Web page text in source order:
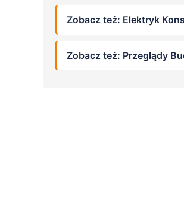
Zobacz też: Elektryk
Zobacz też: Przeglądy